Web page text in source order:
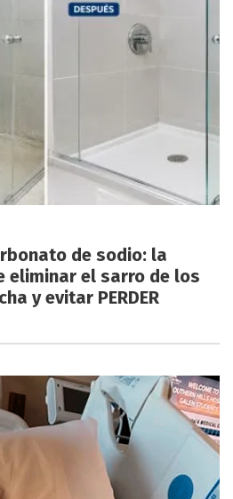
de sodio: la
eliminar el sarro de los
y evitar PERDER